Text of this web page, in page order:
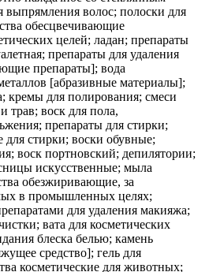
выпрямления волос; полоски для
обесцвечивающие
целей; ладан; препараты
препараты для удаления
препараты]; вода
[абразивные материалы];
кремы для полирования; смеси
трав; воск для пола,
препараты для стирки;
стирки; воски обувные;
воск портновский; депилятории;
искусственные; мыла
обезжиривающие, за
в промышленных целях;
для удаления макияжа;
вата для косметических
блеска белью; камень
средство]; гель для
косметические для животных;